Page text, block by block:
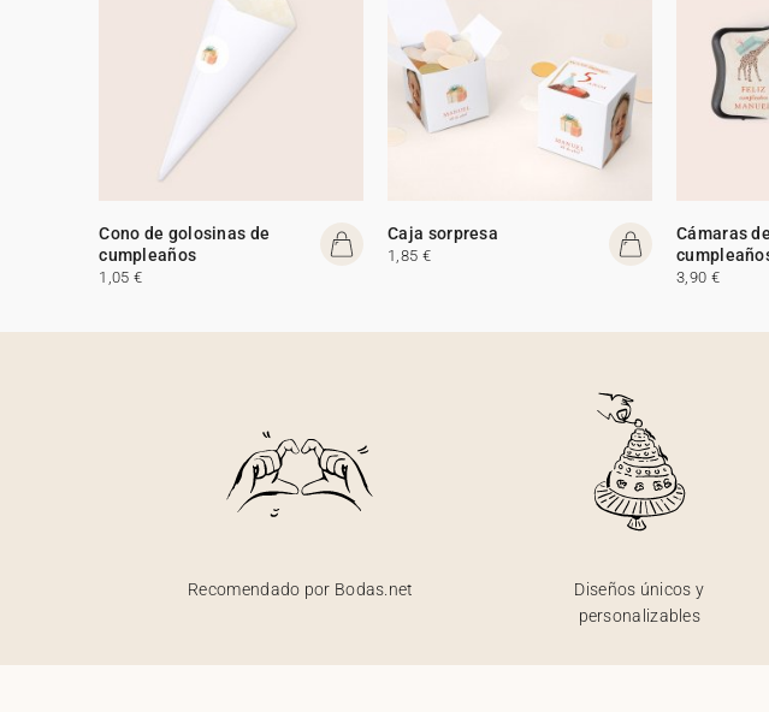
Cono de golosinas de
cumpleaños
1,05 €
Caja sorpresa
1,85 €
Cámaras
3,90 €
Recomendado por Bodas.net
Diseños únicos y
personalizables